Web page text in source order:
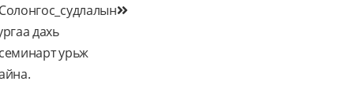
탐
색
дахь
урьж